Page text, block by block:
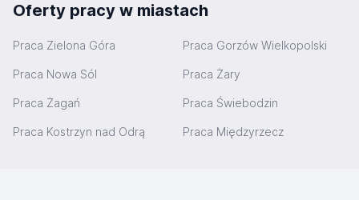
Oferty pracy w miastach
Praca Zielona Góra Praca Gorzów Wielkopolski
Praca Nowa Sól Praca Żary
Praca Żagań Praca Świebodzin
Praca Kostrzyn nad Odrą Praca Międzyrzecz